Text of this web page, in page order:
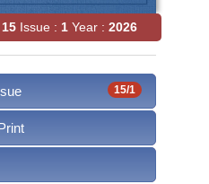
15Issue : 1Year : 2026
15/1